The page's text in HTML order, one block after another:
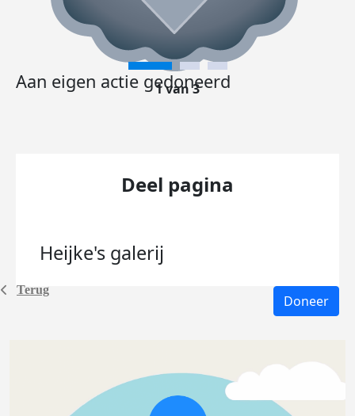
Terug
Aan eigen actie gedoneerd
1 van 3
Deel pagina
Heijke's galerij
Doneer